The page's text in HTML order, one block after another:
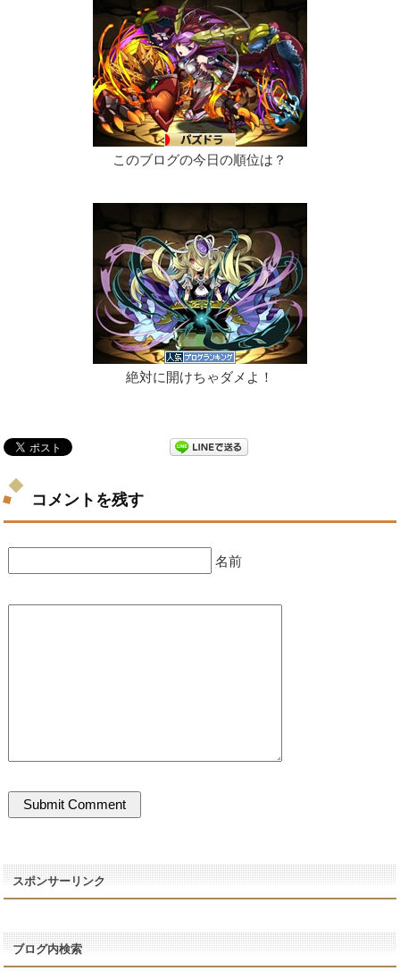
このブログの今日の順位は？
絶対に開けちゃダメよ！
コメントを残す
名前
スポンサーリンク
ブログ内検索